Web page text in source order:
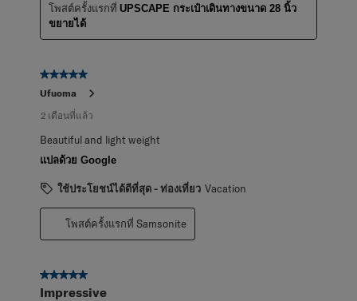
โพสต์ครั้งแรกที่ UPSCAPE กระเป๋าเดินทางขนาด 28 นิ้ว
ขยายได้
5 จาก 5 ดาว
Ufuoma
2 เดือนที่แล้ว
Beautiful and light weight
แปลด้วย Google
ใช้ประโยชน์ได้ดีที่สุด - ท่องเที่ยว Vacation
โพสต์ครั้งแรกที่ Samsonite
5 จาก 5 ดาว
Impressive